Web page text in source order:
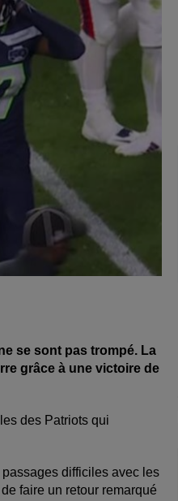
se sont pas trompé. La
grâce à une victoire de
des Patriots qui
difficiles avec les
faire un retour remarqué